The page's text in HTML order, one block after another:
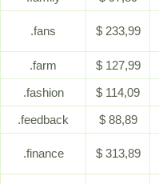
.fans $ 233,99
.farm $ 127,99
.fashion
$ 114,09
.feedback
$ 88,89
.finance $ 313,89